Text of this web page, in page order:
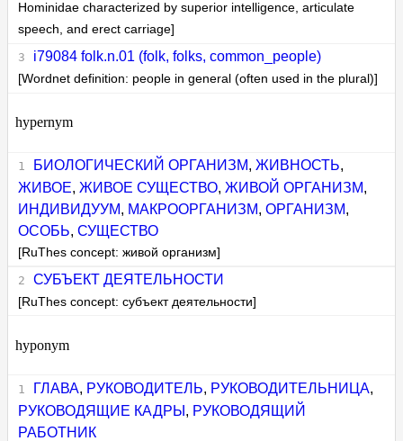
Hominidae characterized by superior intelligence, articulate
speech, and erect carriage]
i79084 folk.n.01 (folk, folks, common_people)
[Wordnet definition: people in general (often used in the plural)]
hypernym
БИОЛОГИЧЕСКИЙ ОРГАНИЗМ, ЖИВНОСТЬ,
ЖИВОЕ,ЖИВОЕ СУЩЕСТВО,ЖИВОЙ ОРГАНИЗМ,
ИНДИВИДУУМ, МАКРООРГАНИЗМ,ОРГАНИЗМ,
ОСОБЬ,СУЩЕСТВО
[RuThes concept: живой организм]
СУБЪЕКТ ДЕЯТЕЛЬНОСТИ
[RuThes concept: субъект деятельности]
hyponym
ГЛАВА, РУКОВОДИТЕЛЬ, РУКОВОДИТЕЛЬНИЦА,
РУКОВОДЯЩИЕ КАДРЫ , РУКОВОДЯЩИЙ
РАБОТНИК